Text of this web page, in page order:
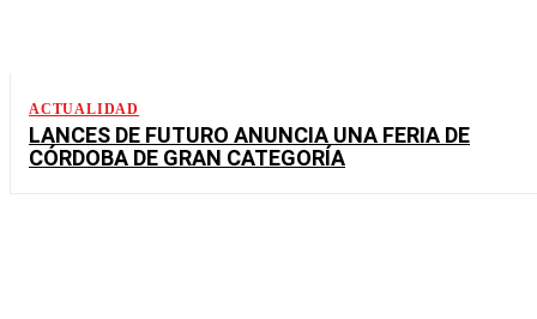
ACTUALIDAD
LANCES DE FUTURO ANUNCIA UNA FERIA DE
CÓRDOBA DE GRAN CATEGORÍA